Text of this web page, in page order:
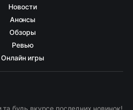
Новости
Анонсы
Обзоры
Ревью
Онлайн игры
будь вкурсе последних новинок!